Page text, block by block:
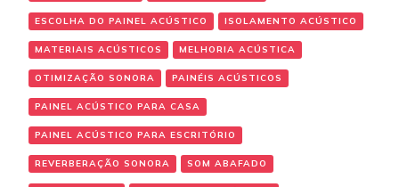
ESCOLHA DO PAINEL ACÚSTICO ISOLAMENTO ACÚSTICO
MATERIAIS ACÚSTICOS MELHORIA ACÚSTICA
OTIMIZAÇÃO SONORA PAINÉIS ACÚSTICOS
PAINEL ACÚSTICO PARA CASA
PAINEL ACÚSTICO PARA ESCRITÓRIO
REVERBERAÇÃO SONORA SOM ABAFADO